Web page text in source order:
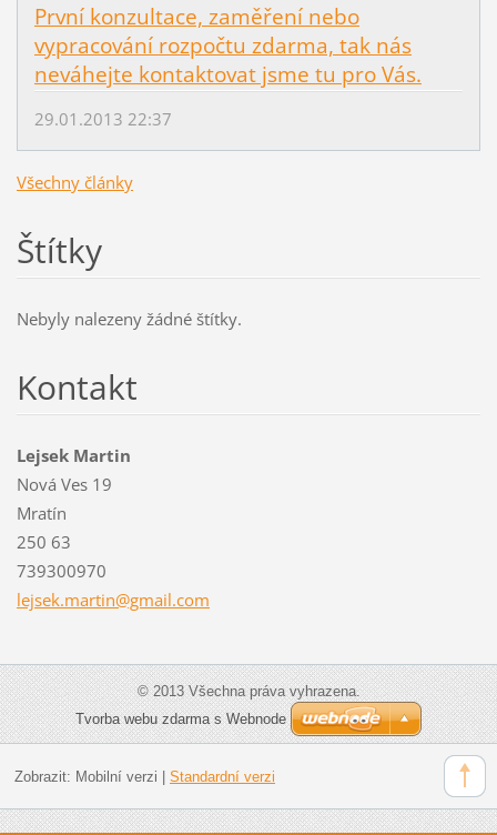
První konzultace, zaměření nebo
vypracování rozpočtu zdarma, tak nás
neváhejte kontaktovat jsme tu pro Vás.
29.01.2013 22:37
Všechny články
Štítky
Nebyly nalezeny žádné štítky.
Kontakt
Lejsek Martin
Nová Ves 19
Mratín
250 63
739300970
lejsek.martin@gmail.com
© 2013 Všechna práva vyhrazena.
Tvorba webu zdarma s Webnode
Zobrazit: Mobilní verzi Standardní verzi